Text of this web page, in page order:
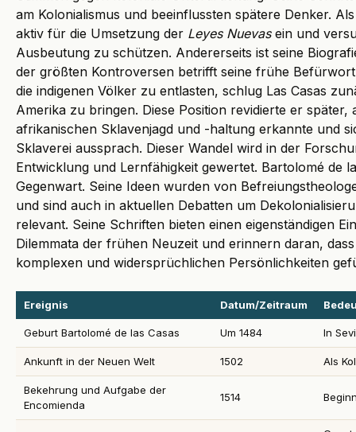
am Kolonialismus und beeinflussten spätere Denker.
aktiv für die Umsetzung der Leyes Nuevasein und
Ausbeutung zu schützen. Andererseits ist seine
der größten Kontroversen betrifft seine frühe
die indigenen Völker zu entlasten, schlug Las Casas
Amerika zu bringen. Diese Position revidierte er später,
afrikanischen Sklavenjagd und -haltung erkannte und
Sklaverei aussprach. Dieser Wandel wird in der
Entwicklung und Lernfähigkeit gewertet. Bartolomé de
Gegenwart. Seine Ideen wurden von
und sind auch in aktuellen Debatten um
relevant. Seine Schriften bieten einen eigenständigen
Dilemmata der frühen Neuzeit und erinnern daran,
komplexen und widersprüchlichen Persönlichkeiten
Ereignis Datum/Zeitraum
Geburt Bartolomé de las Casas Um 1484 In
Ankunft in der Neuen Welt 1502 Als
Bekehrung und Aufgabe der
Encomienda
1514